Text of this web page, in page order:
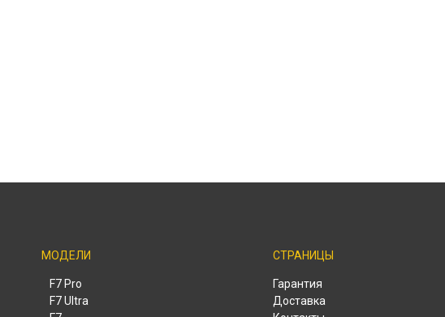
МОДЕЛИ
F7 Pro
F7 Ultra
СТРАНИЦЫ
Гарантия
Доставка